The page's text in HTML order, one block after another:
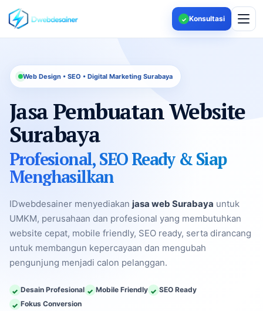
✓ Konsultasi
Web Design • SEO • Digital Marketing Surabaya
Jasa Pembuatan Website
Surabaya
Profesional, SEO Ready & Siap
Menghasilkan
IDwebdesainer menyediakan jasa web Surabaya untuk
UMKM, perusahaan dan profesional yang membutuhkan
website cepat, mobile friendly, SEO ready, serta dirancang
untuk membangun kepercayaan dan mengubah
pengunjung menjadi calon pelanggan.
✓ Desain Profesional ✓ Mobile Friendly ✓ SEO Ready
✓ Fokus Conversion